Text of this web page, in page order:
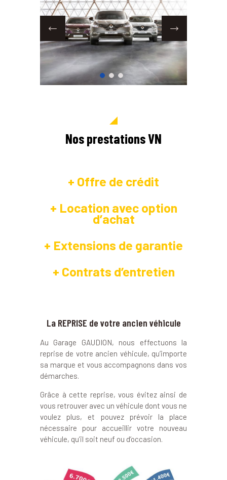
Nos prestations VN
+ Offre de crédit
+ Location avec option
d’achat
+ Extensions de garantie
+ Contrats d’entretien
La REPRISE de votre ancien véhicule
Au Garage GAUDION, nous effectuons la
reprise de votre ancien véhicule, qu’importe
sa marque et vous accompagnons dans vos
démarches.
Grâce à cette reprise, vous évitez ainsi de
vous retrouver avec un véhicule dont vous ne
voulez plus, et pouvez prévoir la place
nécessaire pour accueillir votre nouveau
véhicule, qu’il soit neuf ou d’occasion.